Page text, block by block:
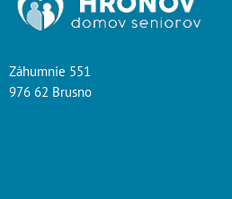
Záhumnie 551
976 62 Brusno